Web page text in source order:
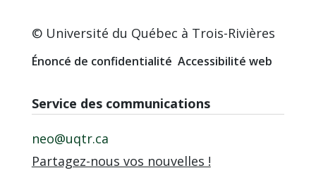
© Université du Québec à Trois-Rivières
Énoncé de confidentialité Accessibilité web
Service des communications
neo@uqtr.ca
Partagez-nous vos nouvelles !